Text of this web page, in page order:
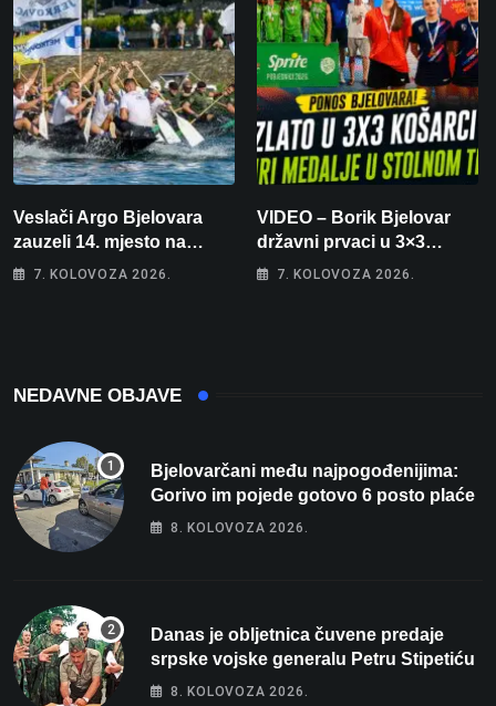
Veslači Argo Bjelovara
zauzeli 14. mjesto na
brzincu
7. KOLOVOZA 2026.
VIDEO – Borik Bjelovar
državni prvaci u 3×3
košarci, Klara Končar je
7. KOLOVOZA 2026.
NEDAVNE OBJAVE
Bjelovarčani među najpogođenijima:
Gorivo im pojede gotovo 6 posto plaće
8. KOLOVOZA 2026.
Danas je obljetnica čuvene predaje
srpske vojske generalu Petru Stipetiću
8. KOLOVOZA 2026.